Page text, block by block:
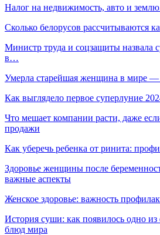
Налог на недвижимость, авто и
Сколько белорусов рассчитываются
Министр труда и соцзащиты назвала
в…
Умерла старейшая женщина в мире —
Как выглядело первое суперлуние
Что мешает компании расти, даже
продажи
Как уберечь ребенка от ринита:
Здоровье женщины после
важные аспекты
Женское здоровье: важность
История суши: как появилось одно
блюд мира